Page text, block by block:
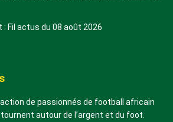
Fil actus du 08 août 2026
de passionnés de football africain
autour de l’argent et du foot.